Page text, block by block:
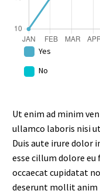
Yes
No
Ut enim ad minim
ullamco laboris nisi
Duis aute irure dolor
esse cillum dolore
occaecat cupidatat
deserunt mollit anim